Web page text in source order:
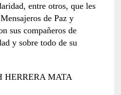
entre otros, que les
de Paz y
sus compañeros de
y sobre todo de su
MATA